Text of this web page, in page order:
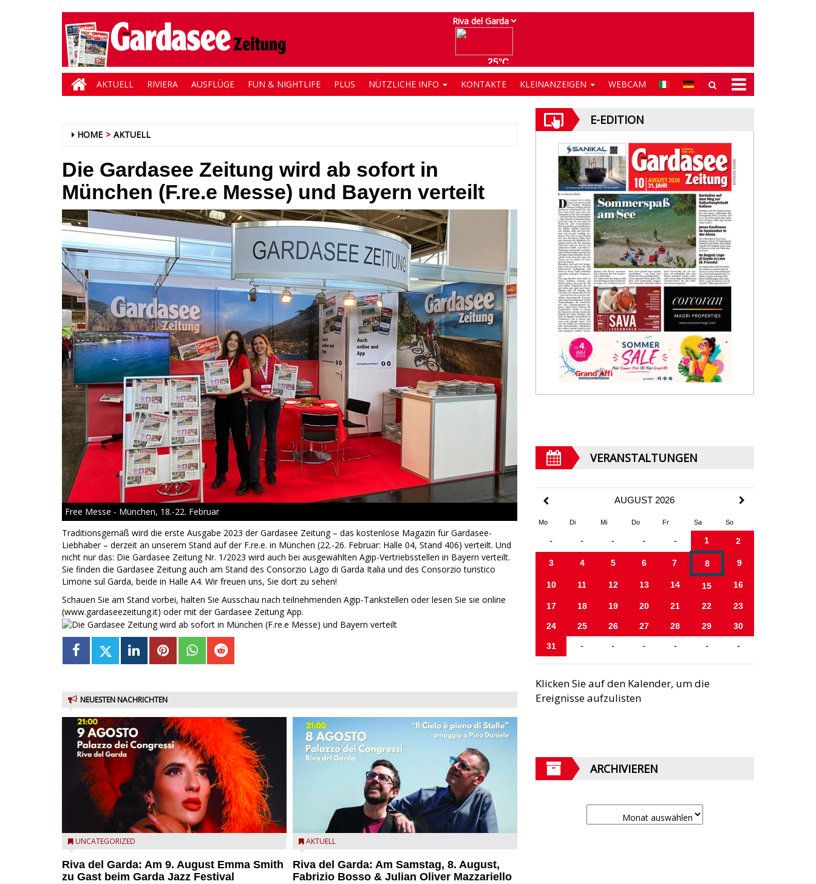
AKTUELL RIVIERA AUSFLÜGE FUN & NIGHTLIFE PLUS NÜTZLICHE INFO KONTAKTE KLEINANZEIGEN WEBCAM
HOME AKTUELL
Die Gardasee Zeitung wird ab sofort in
München (F.re.e Messe) und Bayern verteilt
Free Messe - München, 18.-22. Februar
Traditionsgemäß wird die erste Ausgabe 2023 der Gardasee Zeitung – das kostenlose Magazin für Gardasee-
Liebhaber – derzeit an unserem Stand auf der F.re.e. in München (22.-26. Februar: Halle 04, Stand 406) verteilt. Und
nicht nur das: Die Gardasee Zeitung Nr. 1/2023 wird auch bei ausgewählten Agip-Vertriebsstellen in Bayern verteilt.
Sie finden die Gardasee Zeitung auch am Stand des Consorzio Lago di Garda Italia und des Consorzio turistico
Limone sul Garda, beide in Halle A4. Wir freuen uns, Sie dort zu sehen!
Schauen Sie am Stand vorbei, halten Sie Ausschau nach teilnehmenden Agip-Tankstellen oder lesen Sie sie online
(www.gardaseezeitung.it) oder mit der Gardasee Zeitung App.
NEUESTEN NACHRICHTEN
Riva del Garda - Emma Smith zu Gast beim Garda Jazz
UNCATEGORIZED
Riva del Garda: Am 9. August Emma Smith
zu Gast beim Garda Jazz Festival
Fabrizio Bosso & Julian Oliver Mazzariello zu Gast beim
AKTUELL
Riva del Garda: Am Samstag, 8. August,
Fabrizio Bosso & Julian Oliver Mazzariello
E-EDITION
VERANSTALTUNGEN
AUGUST 2026
Mo Di Mi Do Fr Sa So
- - - - - 1 2
3 4 5 6 7 8 9
10 11 12 13 14 15 16
17 18 19 20 21 22 23
24 25 26 27 28 29 30
31 - - - - - -
Klicken Sie auf den Kalender, um die
Ereignisse aufzulisten
ARCHIVIEREN